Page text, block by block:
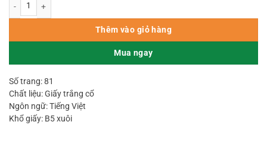
Thêm vào giỏ hàng
Mua ngay
Số trang: 81
Chất liệu: Giấy trắng cổ
Ngôn ngữ: Tiếng Việt
Khổ giấy: B5 xuôi